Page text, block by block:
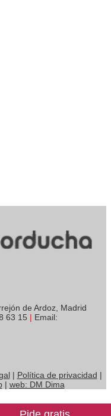
de Ardoz, Madrid
63 15 | Email:
| Política de privacidad |
| web: DM Dima